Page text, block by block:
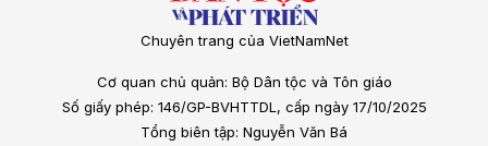
Chuyên trang của VietNamNet
Cơ quan chủ quản: Bộ Dân tộc và Tôn giáo
Số giấy phép: 146/GP-BVHTTDL, cấp ngày 17/10/2025
Tổng biên tập: Nguyễn Văn Bá